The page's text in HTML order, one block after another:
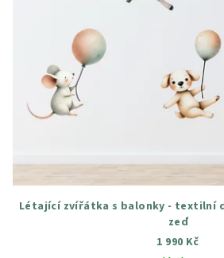
Létající zvířátka s balonky - textilní
zeď
1 990 Kč